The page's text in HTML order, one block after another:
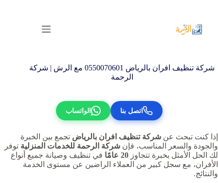
المحتوى
شركة تنظيف افران بالرياض 0550070601 مع الرش | شركة
الرحمة
اتصل بنا الواتساب
إذا كنت تبحث عن شركة تنظيف افران بالرياض تجمع بين الخبرة
والجودة والسعر المناسب، فإن شركة الرحمة للخدمات المنزلية توفر
لك الحل الأمثل بخبرة تتجاوز 20 عامًا
في تنظيف وصيانة جميع أنواع
الأفران، مع سجل كبير من العملاء الراضين عن مستوى الخدمة
والنتائج.